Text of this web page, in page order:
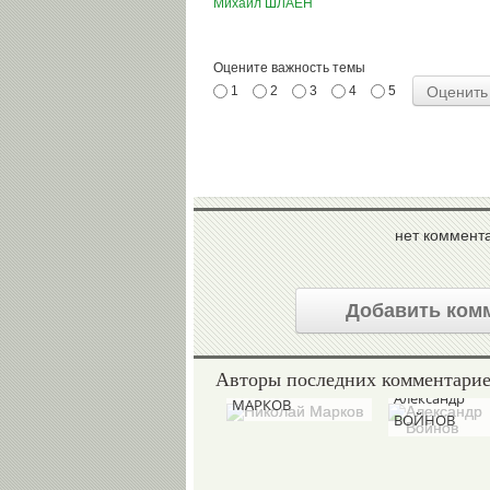
Михаил ШЛАЕН
Оцените важность темы
1 2 3 4 5
нет
Добавить
Авторы последних
Николай
МАРКОВ
Александр
ВОЙНОВ